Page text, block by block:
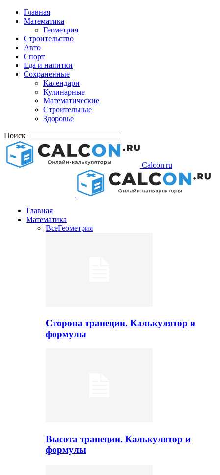
Главная
Математика
Геометрия
Строительство
Авто
Спорт
Еда и напитки
Сохраненные
Календари
Кулинарные
Математические
Строительные
Здоровье
Поиск
Calcon.ru
Главная
Математика
ВсеГеометрия
Сторона трапеции. Калькулятор и
формулы
Высота трапеции. Калькулятор и
формулы